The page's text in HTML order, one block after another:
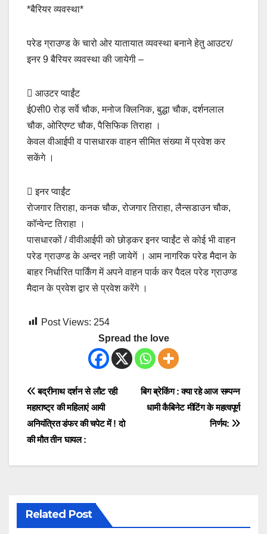
*बैरियर व्यवस्था*
परेड ग्राउण्ड के चारो ओर यातायात व्यवस्था बनाने हेतु आउटर/
इनर 9 बैरियर व्यवस्था की जायेगी –
 आउटर प्वाईंट
ई0सी0 रोड़ सर्वे चौक, मनोज क्लिनिक, बुद्धा चौक, दर्शनलाल
चौक, ओरिएण्ट चौक, पैसिफिक तिराहा ।
केवल वीआईपी व पासधारक वाहन सीमित संख्या में प्रवेश कर
सकेंगे ।
 इनर प्वाईंट
रोजगार तिराहा, कनक चौक, रोजगार तिराहा, लैन्सडाउन चौक,
कॉन्वेन्ट तिराहा ।
पासधारकों / वीवीआईपी को छोड़कर इनर प्वाईंट से कोई भी वाहन
परेड ग्राउण्ड के अन्दर नही जायेगें । आम नागरिक परेड मैदान के
बाहर निर्धारित पार्किंग में अपने वाहन पार्क कर पैदल परेड ग्राउण्ड
मैदान के प्रवेश द्वार से प्रवेश करेंगे ।
Post Views: 254
Spread the love
Post
navigation
बिग ब्रेकिंग : क्या रहे आज सम्पन्न
धामी कैबिनेट मीटिंग के महत्वपूर्ण
निर्णय:
बद्रीनाथ दर्शन से लौट रही
महाराष्ट्र की महिलाएं आयी
अनियंत्रित डंफर की चपेट में ! दो
की मौत तीन घायल :
Related Post